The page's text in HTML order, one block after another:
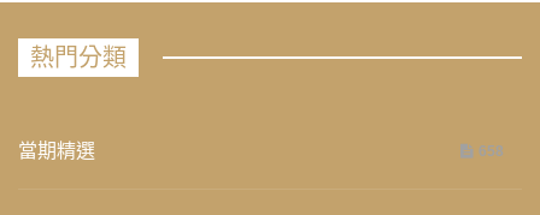
熱門分類
當期精選 658